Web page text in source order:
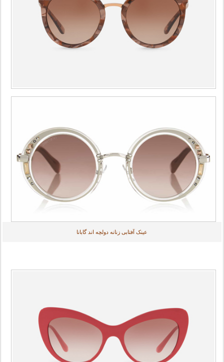
عینک آفتابی زنانه دولچه اند گابانا